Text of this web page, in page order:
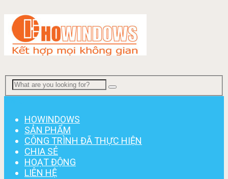
HOWINDOWS
SẢN PHẨM
CÔNG TRÌNH ĐÃ THỰC HIỆN
CHIA SẺ
HOẠT ĐỘNG
LIÊN HỆ